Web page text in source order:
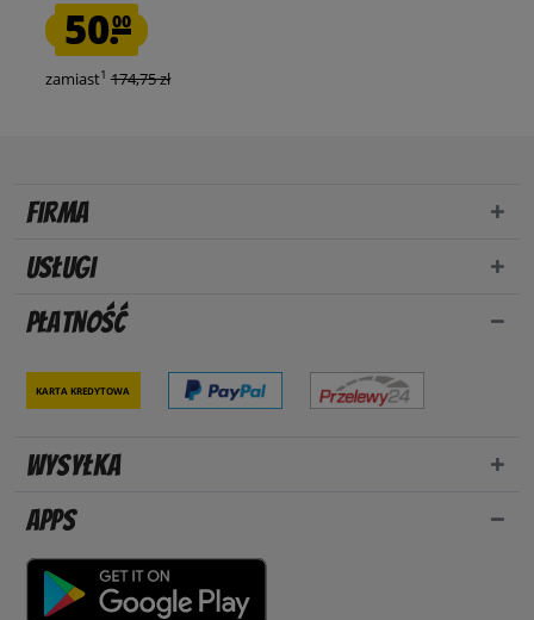
50.00
zamiast1 174,75 zł
Firma
Usługi
Płatność
Karta kredytowa
Wysyłka
Apps